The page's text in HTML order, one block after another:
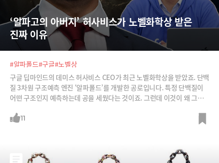
‘알파고의 아버지’ 허사비스가 노벨화학상 받은
진짜 이유
#알파폴드#구글#노벨상
구글 딥마인드의 데미스 허사비스 CEO가 최근 노벨화학상을 받았죠. 단백
질 3차원 구조예측 엔진 ‘알파폴드’를 개발한 공로입니다. 특정 단백질이
어떤 구조인지 예측하는데 공을 세웠다는 것이죠. 그런데 이것이 왜 그토
께 알아봅니다.
11